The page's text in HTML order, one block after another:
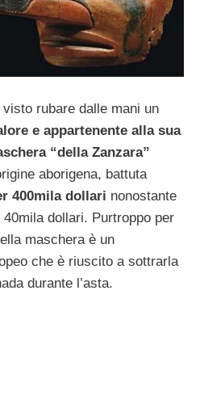
rubare dalle mani un
e appartenente alla sua
“della Zanzara”
aborigena, battuta
400mila dollari nonostante
dollari. Purtroppo per
maschera è un
che è riuscito a sottrarla
durante l’asta.